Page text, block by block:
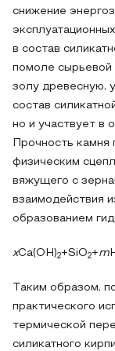
снижение
в состав
помоле сырьевой
золу древесную,
состав
но и участвует в
Прочность
физическим
вяжущего с
взаимодействия
образованием
хСа(ОН)2+SiO2+m
Таким образом,
практического
термической
силикатного